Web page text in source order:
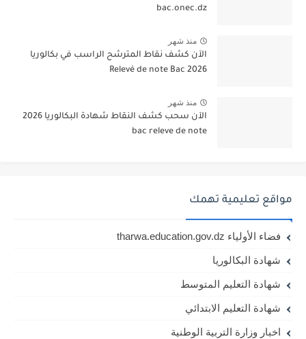
bac.onec.dz
منذ شهر
الآن كشف نقاط المترشح الراسب في بكالوريا
2026 Relevé de note Bac
منذ شهر
الآن سحب كشف النقاط شهادة البكالوريا 2026
bac releve de note
مواقع تعليمية تهمك
فضاء الأولياء tharwa.education.gov.dz
شهادة البكالوريا
شهادة التعليم المتوسط
شهادة التعليم الابتدائي
اخبار وزارة التربية الوطنية